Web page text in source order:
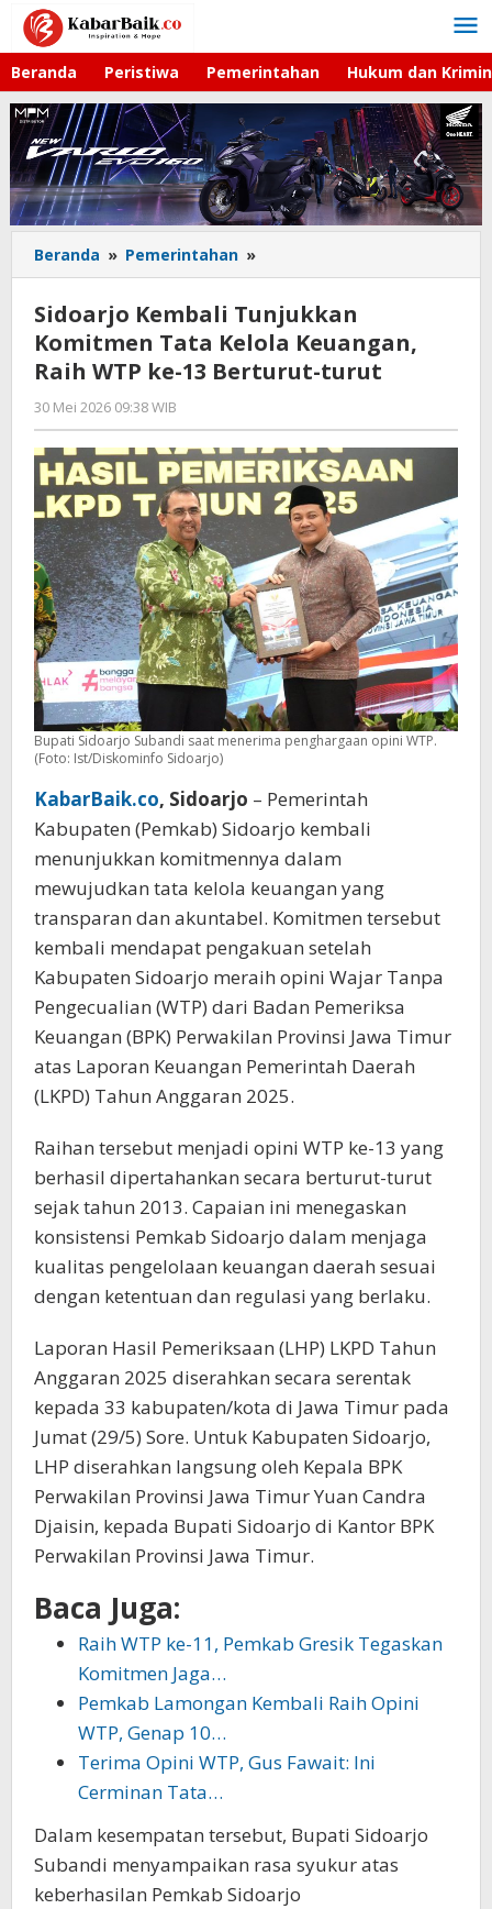
Lewati
konten
Beranda Peristiwa Pemerintahan Hukum dan
Beranda » Pemerintahan »
Kembali
Tunjukkan
Komitmen
Tata
Kelola
ke-
13
Berturut-
turut
Sidoarjo Kembali Tunjukkan
Komitmen Tata Kelola Keuangan,
Raih WTP ke-13 Berturut-turut
30 Mei 2026 09:38 WIB
Andika
DP
Bupati Sidoarjo Subandi saat menerima penghargaan opini WTP.
(Foto: Ist/Diskominfo Sidoarjo)
KabarBaik.co, Sidoarjo – Pemerintah
Kabupaten (Pemkab) Sidoarjo kembali
menunjukkan komitmennya dalam
mewujudkan tata kelola keuangan yang
transparan dan akuntabel. Komitmen tersebut
kembali mendapat pengakuan setelah
Kabupaten Sidoarjo meraih opini Wajar Tanpa
Pengecualian (WTP) dari Badan Pemeriksa
Keuangan (BPK) Perwakilan Provinsi Jawa Timur
atas Laporan Keuangan Pemerintah Daerah
(LKPD) Tahun Anggaran 2025.
Raihan tersebut menjadi opini WTP ke-13 yang
berhasil dipertahankan secara berturut-turut
sejak tahun 2013. Capaian ini menegaskan
konsistensi Pemkab Sidoarjo dalam menjaga
kualitas pengelolaan keuangan daerah sesuai
dengan ketentuan dan regulasi yang berlaku.
Laporan Hasil Pemeriksaan (LHP) LKPD Tahun
Anggaran 2025 diserahkan secara serentak
kepada 33 kabupaten/kota di Jawa Timur pada
Jumat (29/5) Sore. Untuk Kabupaten Sidoarjo,
LHP diserahkan langsung oleh Kepala BPK
Perwakilan Provinsi Jawa Timur Yuan Candra
Djaisin, kepada Bupati Sidoarjo di Kantor BPK
Perwakilan Provinsi Jawa Timur.
Baca Juga:
Raih WTP ke-11, Pemkab Gresik Tegaskan
Komitmen Jaga…
Pemkab Lamongan Kembali Raih Opini
WTP, Genap 10…
Terima Opini WTP, Gus Fawait: Ini
Cerminan Tata…
Dalam kesempatan tersebut, Bupati Sidoarjo
Subandi menyampaikan rasa syukur atas
keberhasilan Pemkab Sidoarjo